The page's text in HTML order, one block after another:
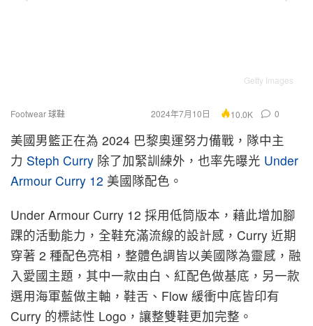
Getty Images
Footwear 球鞋 2024年7月10日 10.0K 0
美國男籃正在為 2024 巴黎奧運努力備戰，隊中主
力 Steph Curry 除了加緊訓練外，也率先曝光 Under
Armour Curry 12 美國隊配色。
Under Armour Curry 12 採用低筒版本，藉此增加腳
踝的活動能力，全鞋充滿流線的設計感，Curry 近期
穿著 2 種配色亮相，整體色調皆以美國隊為靈感，融
入愛國主題，其中一款由白、紅配色做基底，另一款
選用海軍藍做主軸，鞋舌、Flow 緩衝中底皆印有
Curry 的標誌性 Logo，讓整雙鞋更加完整。